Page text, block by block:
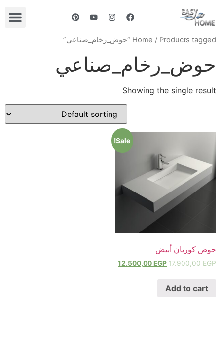
Home / Products tagged “حوض_رخام_صناعي”
حوض_رخام_صناعي
Showing the single result
Sale!
حوض كوريان أبيض
17.900,00EGP
12.500,00 EGP
Add to cart